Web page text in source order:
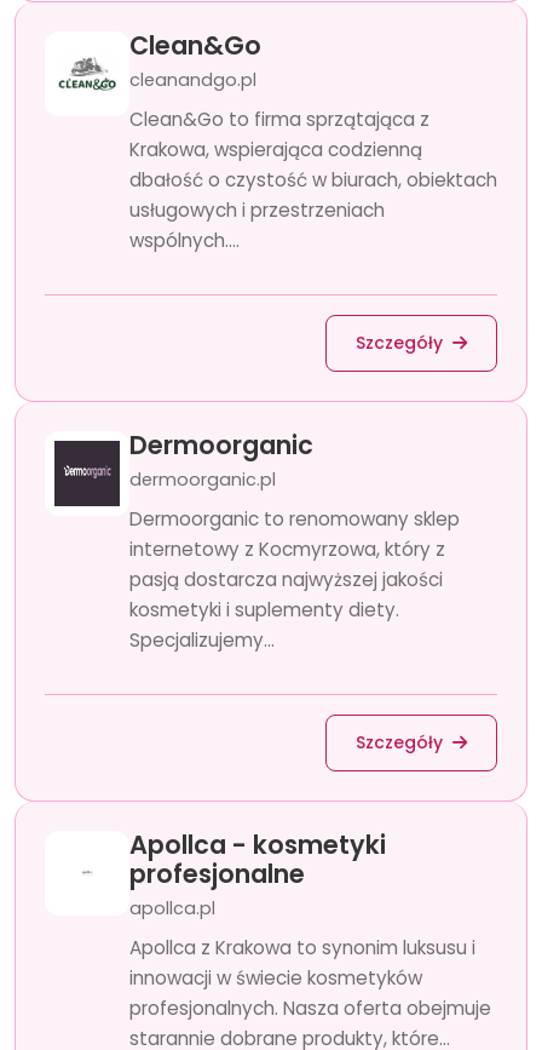
Clean&Go
cleanandgo.pl
Clean&Go to firma sprzątająca z
Krakowa, wspierająca codzienną
dbałość o czystość w biurach, obiektach
usługowych i przestrzeniach
wspólnych....
Szczegóły
Dermoorganic
dermoorganic.pl
Dermoorganic to renomowany sklep
internetowy z Kocmyrzowa, który z
pasją dostarcza najwyższej jakości
kosmetyki i suplementy diety.
Specjalizujemy...
Szczegóły
Apollca - kosmetyki
profesjonalne
apollca.pl
Apollca z Krakowa to synonim luksusu i
innowacji w świecie kosmetyków
profesjonalnych. Nasza oferta obejmuje
starannie dobrane produkty, które...